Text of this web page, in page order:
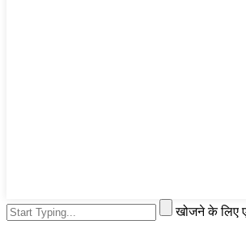
खोजने के लिए